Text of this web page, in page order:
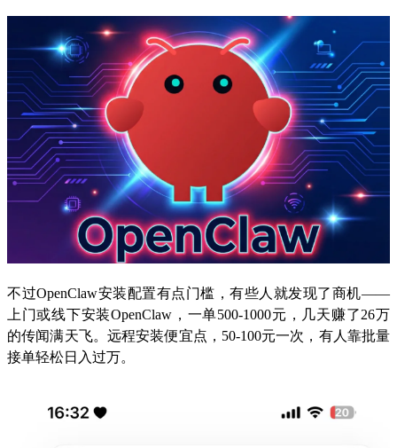
不过OpenClaw安装配置有点门槛，有些人就发现了商机——
上门或线下安装OpenClaw，一单500-1000元，几天赚了26万
的传闻满天飞。远程安装便宜点，50-100元一次，有人靠批量
接单轻松日入过万。